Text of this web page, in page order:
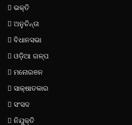
ଭକ୍ତି
ଅନୁଚିନ୍ତା
ବିଧାନସଭା
ଓଡ଼ିଆ ଗଳ୍ପ
ମନୋରଞନ
ସାକ୍ଷାତକାର
ସଂସଦ
ନିଯୁକ୍ତି